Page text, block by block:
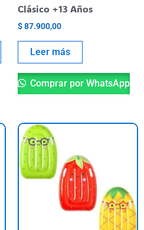
producto
Clásico +13 Años
$87.900,00
Leer más
Comprar por WhatsApp